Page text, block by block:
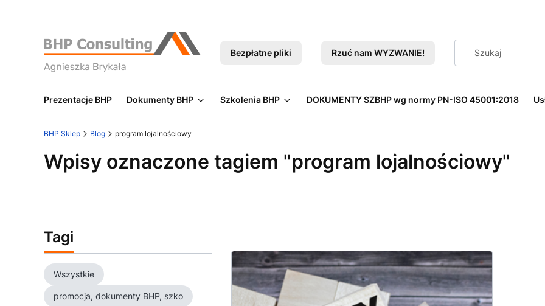
Bezpłatne pliki Rzuć nam WYZWANIE!
Prezentacje BHP Dokumenty BHP Szkolenia BHP DOKUMENTY SZBHP wg normy PN-ISO 45001:2018
BHP Sklep Blog program lojalnościowy
Wpisy oznaczone tagiem "program lojalnościowy"
Tagi
Wszystkie
promocja, dokumenty BHP, szko